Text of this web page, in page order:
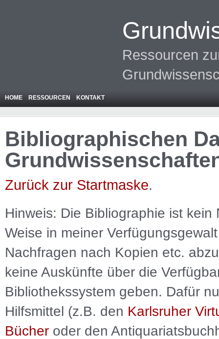
Ressourcen
HOME RESSOURCEN KONTAKT
Bibliographischen
Zurück zur Startmaske.
Hinweis: Die Bibliographie ist kein
Weise in meiner
Nachfragen nach Kopien etc.
keine Auskünfte über die
Bibliothekssystem geben. Dafür
Hilfsmittel (z.B. den Karlsruher
Bücher oder den